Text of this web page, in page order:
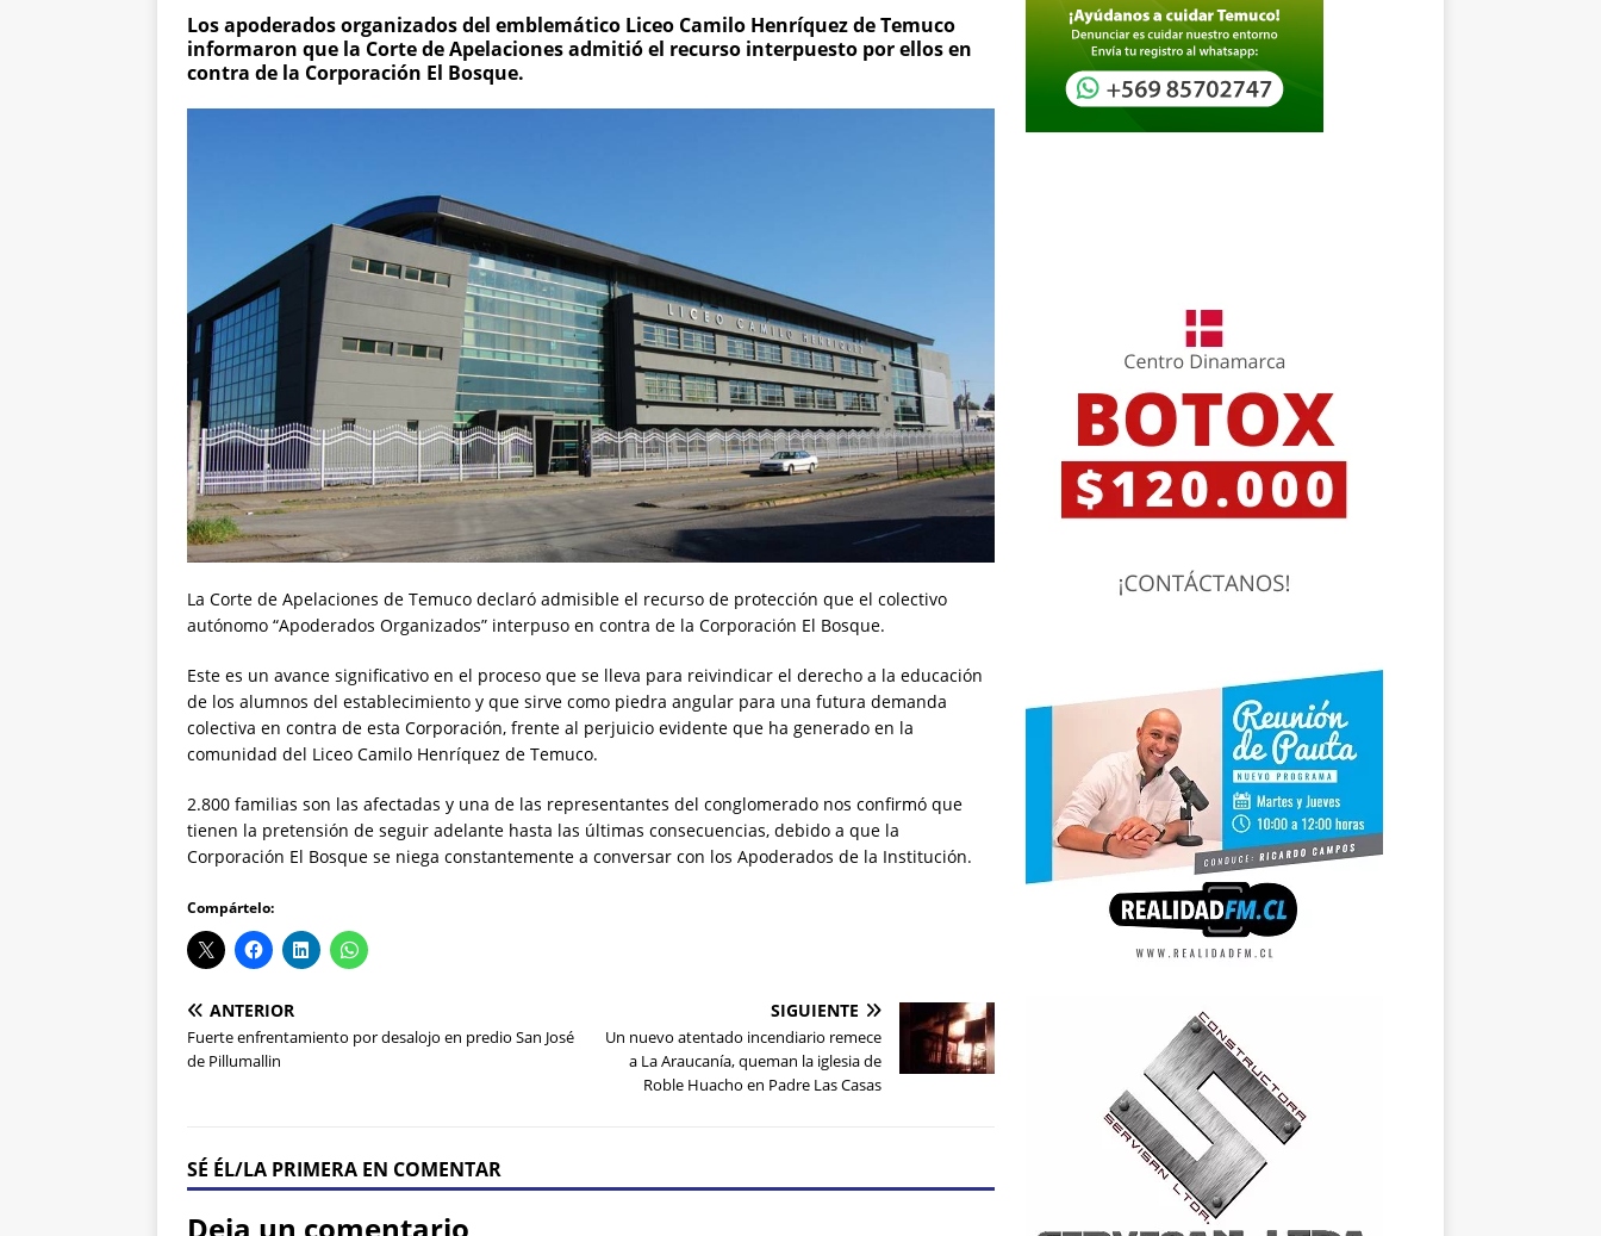
Los apoderados organizados del emblemático Liceo Camilo Henríquez de Temuco
informaron que la Corte de Apelaciones admitió el recurso interpuesto por ellos en
contra de la Corporación El Bosque.
La Corte de Apelaciones de Temuco declaró admisible el recurso de protección que el colectivo
autónomo “Apoderados Organizados” interpuso en contra de la Corporación El Bosque.
Este es un avance significativo en el proceso que se lleva para reivindicar el derecho a la educación
de los alumnos del establecimiento y que sirve como piedra angular para una futura demanda
colectiva en contra de esta Corporación, frente al perjuicio evidente que ha generado en la
comunidad del Liceo Camilo Henríquez de Temuco.
2.800 familias son las afectadas y una de las representantes del conglomerado nos confirmó que
tienen la pretensión de seguir adelante hasta las últimas consecuencias, debido a que la
Corporación El Bosque se niega constantemente a conversar con los Apoderados de la Institución.
Compártelo:
ANTERIOR
Fuerte enfrentamiento por desalojo en predio San José
de Pillumallin
SIGUIENTE
Un nuevo atentado incendiario remece
a La Araucanía, queman la iglesia de
Roble Huacho en Padre Las Casas
SÉ ÉL/LA PRIMERA EN COMENTAR